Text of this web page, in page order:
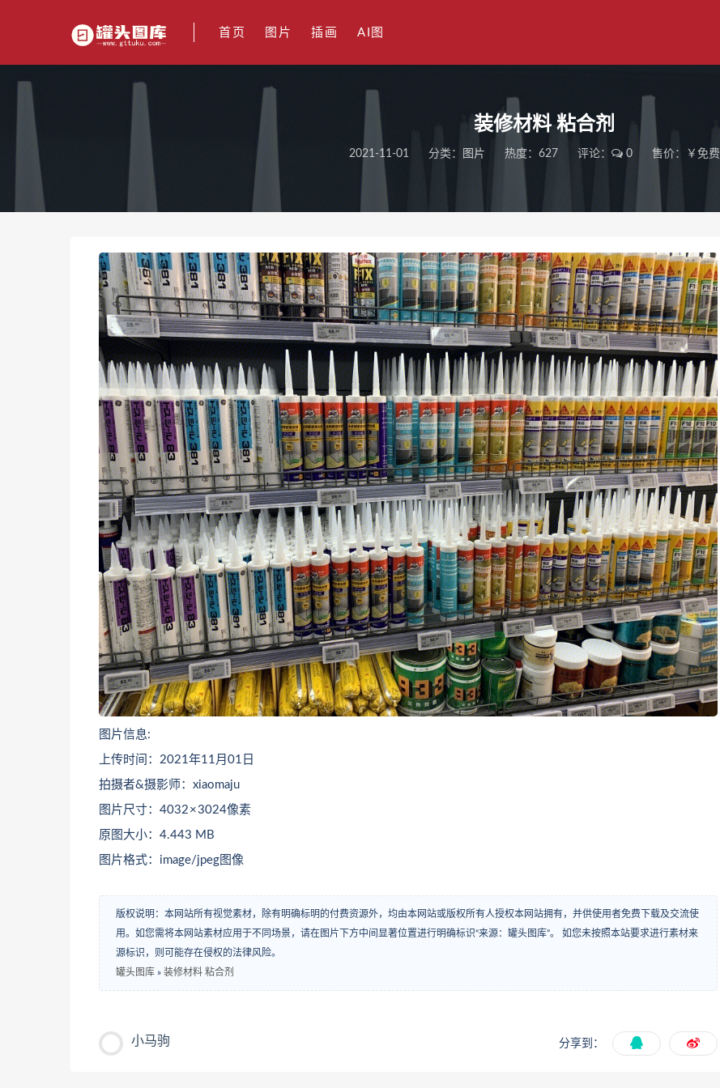
首页 图片 插画 AI图
装修材料 粘合剂
2021-11-01 分类： 图片 热度：627 评论： 0 售价：￥免费
图片信息:
上传时间：2021年11月01日
拍摄者&摄影师：xiaomaju
图片尺寸：4032 × 3024像素
原图大小：4.443 MB
图片格式：image/jpeg图像
版权说明：本网站所有视觉素材，除有明确标明的付费资源外，均由本网站或版权所有人授权本网站拥有，并供使用者免费下载及交流使
用。如您需将本网站素材应用于不同场景，请在图片下方中间显著位置进行明确标识“来源：罐头图库”。 如您未按照本站要求进行素材来
源标识，则可能存在侵权的法律风险。
罐头图库 » 装修材料 粘合剂
小马驹 分享到：